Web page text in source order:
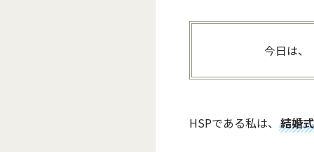
今日は、
HSPである私は、 結婚